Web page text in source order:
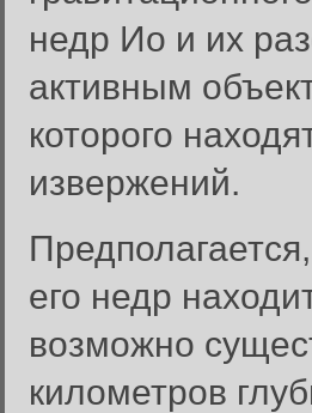
недр Ио и их
активным
которого
извержений.
его недр
возможно
километров